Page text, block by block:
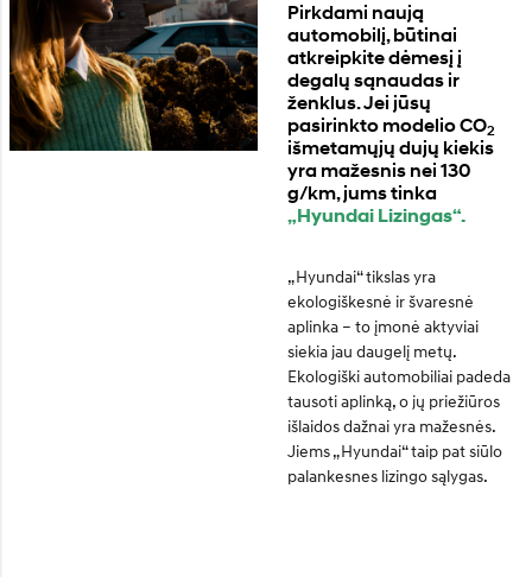
Pirkdami naują
automobilį, būtinai
atkreipkite dėmesį į
degalų sąnaudas ir
ženklus. Jei jūsų
pasirinkto modelio CO2
išmetamųjų dujų kiekis
yra mažesnis nei 130
g/km, jums tinka
„Hyundai Lizingas“.
„Hyundai“ tikslas yra
ekologiškesnė ir švaresnė
aplinka – to įmonė aktyviai
siekia jau daugelį metų.
Ekologiški automobiliai padeda
tausoti aplinką, o jų priežiūros
išlaidos dažnai yra mažesnės.
Jiems „Hyundai“ taip pat siūlo
palankesnes lizingo sąlygas.